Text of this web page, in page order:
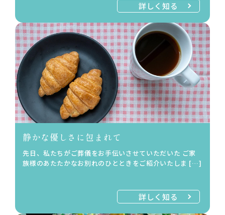
詳しく知る
静かな優しさに包まれて
先日、私たちがご葬儀をお手伝いさせていただいた ご家
族様のあたたかなお別れのひとときをご紹介いたしま […]
詳しく知る